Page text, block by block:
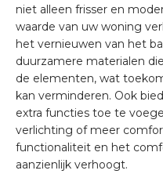
niet alleen frisser en
waarde van uw woning
het vernieuwen van het
duurzamere materialen
de elementen, wat
kan verminderen. Ook
extra functies toe te
verlichting of meer
functionaliteit en het
aanzienlijk verhoogt.